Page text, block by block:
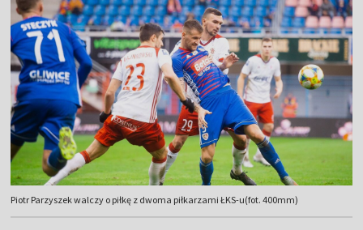
Piotr Parzyszek walczy o piłkę z dwoma piłkarzami ŁKS-u(fot. 400mm)